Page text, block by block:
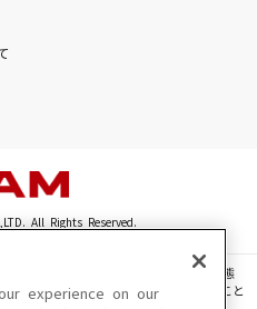
All Rights Reserved.
像・写真・動画・音声等を、手段や形態
断で複製、転載、ファイル化などすること
experience on our